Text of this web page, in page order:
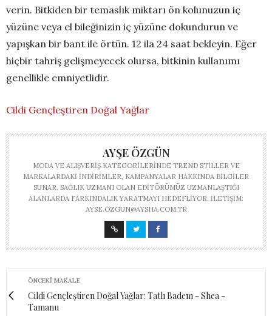
verin. Bitkiden bir temaslık miktarı ön kolunuzun iç
yüzüne veya el bileğinizin iç yüzüne dokundurun ve
yapışkan bir bant ile örtün. 12 ila 24 saat bekleyin. Eğer
hiçbir tahriş gelişmeyecek olursa, bitkinin kullanımı
genellikle emniyetlidir.
Cildi Gençleştiren Doğal Yağlar
AYŞE ÖZGÜN
MODA VE ALIŞVERIŞ KATEGORILERINDE TREND STILLER VE
MARKALARDAKI INDIRIMLER, KAMPANYALAR HAKKINDA BILGILER
SUNAR. SAĞLIK UZMANI OLAN EDITÖRÜMÜZ UZMANLAŞTIĞI
ALANLARDA FARKINDALIK YARATMAYI HEDEFLIYOR. İLETIŞIM:
AYSE.OZGUN@AYSHA.COM.TR
ÖNCEKI MAKALE
Cildi Gençleştiren Doğal Yağlar: Tatlı Badem - Shea -
Tamanu